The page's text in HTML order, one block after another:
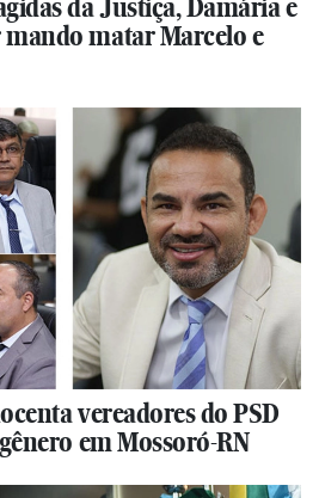
da Justiça, Damária e
matar Marcelo e
vereadores do PSD
em Mossoró-RN